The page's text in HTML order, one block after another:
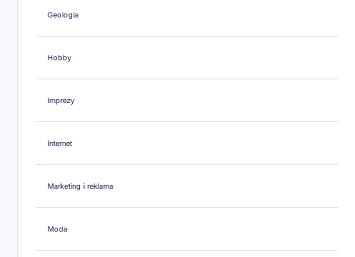
Geologia
Hobby
Imprezy
Internet
Marketing i reklama
Moda